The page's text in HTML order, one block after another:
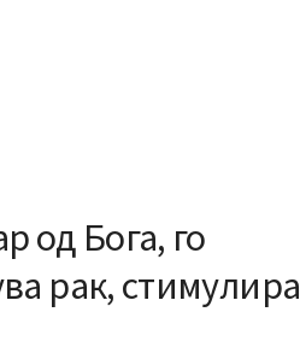
од Бога, го
рак, стимулира